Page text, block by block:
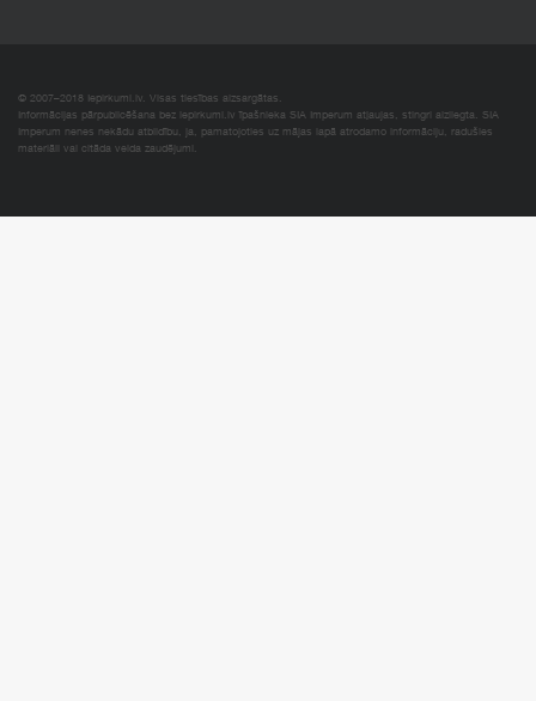
© 2007–2018 Iepirkumi.lv. Visas tiesības aizsargātas.
Informācijas pārpublicēšana bez iepirkumi.lv īpašnieka SIA Imperum atļaujas, stingri aizliegta. SIA
Imperum nenes nekādu atbildību, ja, pamatojoties uz mājas lapā atrodamo informāciju, radušies
materiāli vai citāda veida zaudējumi.